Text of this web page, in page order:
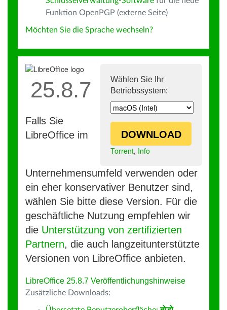
Funktion OpenPGP (externe Seite)
Möchten Sie die Sprache wechseln?
Wählen Sie Ihr
Betriebssystem:
DOWNLOAD
Torrent, Info
25.8.7
Falls Sie
LibreOffice im
Unternehmensumfeld verwenden oder
ein eher konservativer Benutzer sind,
wählen Sie bitte diese Version. Für die
geschäftliche Nutzung empfehlen wir
die Unterstützung von zertifizierten
Partnern, die auch langzeitunterstützte
Versionen von LibreOffice anbieten.
LibreOffice 25.8.7 Veröffentlichungshinweise
Zusätzliche Downloads: